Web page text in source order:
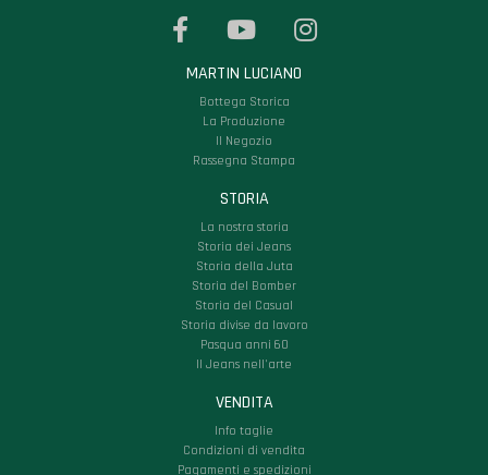
MARTIN LUCIANO
Bottega Storica
La Produzione
Il Negozio
Rassegna Stampa
STORIA
La nostra storia
Storia dei Jeans
Storia della Juta
Storia del Bomber
Storia del Casual
Storia divise da lavoro
Pasqua anni 60
Il Jeans nell'arte
VENDITA
Info taglie
Condizioni di vendita
Pagamenti e spedizioni